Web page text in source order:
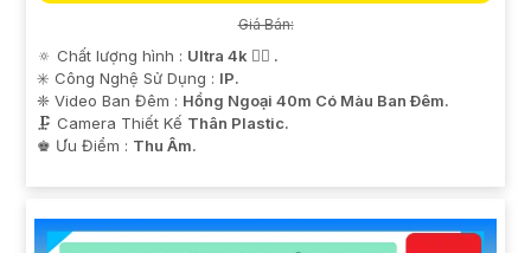
Giá Bán:
🔅 Chất lượng hình : Ultra 4k 👍🏾 .
✳️ Công Nghệ Sử Dụng : IP.
❈ Video Ban Đêm : Hồng Ngoại 40m Có Màu Ban Ðêm.
🗜️ Camera Thiết Kế Thân Plastic.
️♚ Ưu Điểm : Thu Âm.